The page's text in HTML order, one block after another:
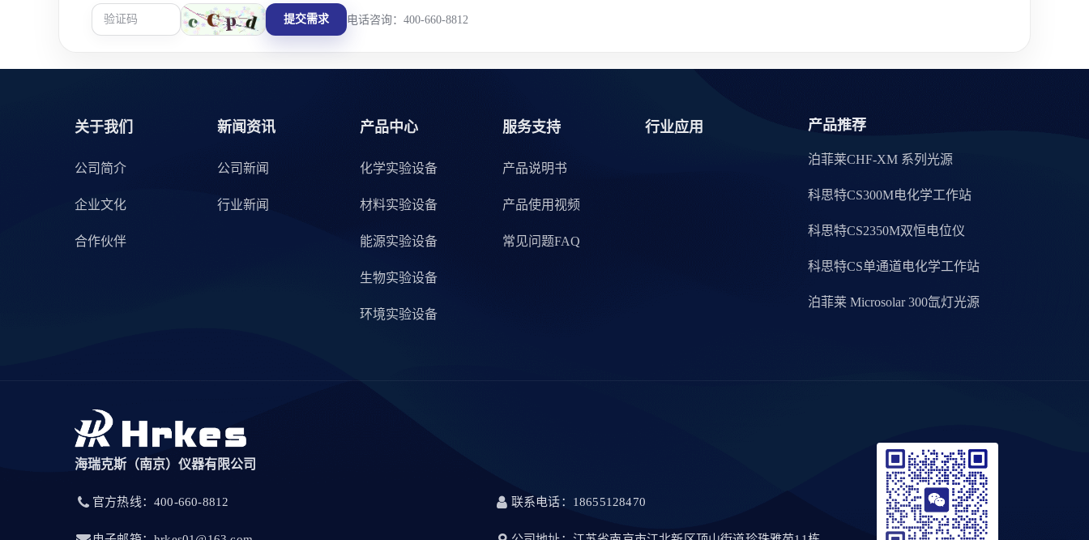
提交需求 电话咨询：400-660-8812
关于我们
公司简介
企业文化
合作伙伴
新闻资讯
公司新闻
行业新闻
产品中心
化学实验设备
材料实验设备
能源实验设备
生物实验设备
环境实验设备
服务支持
产品说明书
产品使用视频
常见问题FAQ
行业应用 产品推荐
泊菲莱CHF-XM 系列光源
科思特CS300M电化学工作站
科思特CS2350M双恒电位仪
科思特CS单通道电化学工作站
泊菲莱 Microsolar 300氙灯光源
海瑞克斯（南京）仪器有限公司
官方热线：400-660-8812 联系电话：18655128470